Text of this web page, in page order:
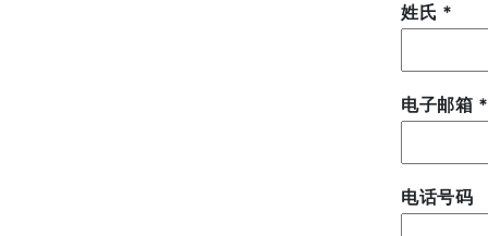
姓氏 *
电子邮箱 *
电话号码